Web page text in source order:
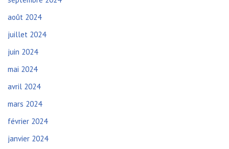
août 2024
juillet 2024
juin 2024
mai 2024
avril 2024
mars 2024
février 2024
janvier 2024